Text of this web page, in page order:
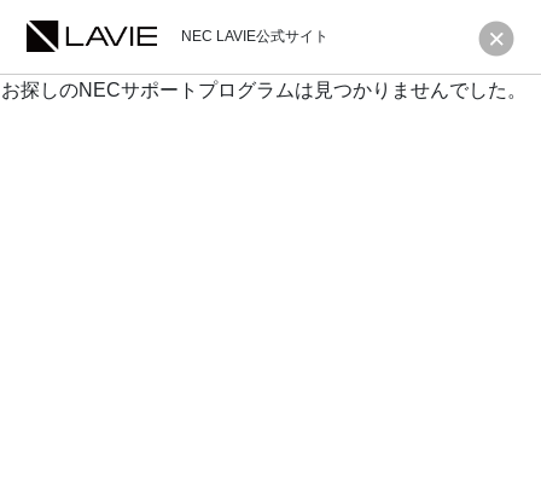
NEC LAVIE公式サイト
お探しのNECサポートプログラムは見つかりませんでした。